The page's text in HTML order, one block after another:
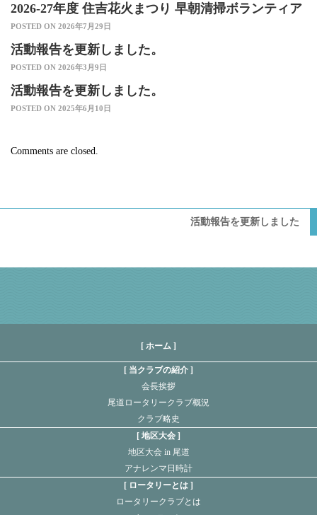
2026-27年度 住吉花火まつり 早朝清掃ボランティア
POSTED ON 2026年7月29日
活動報告を更新しました。
POSTED ON 2026年3月9日
活動報告を更新しました。
POSTED ON 2025年6月10日
Comments are closed.
活動報告を更新しました
[ ホーム ]
当クラブの紹介
会長挨拶
尾道ロータリークラブ概況
クラブ略史
地区大会
地区大会 in 尾道
アナレンマ日時計
ロータリーとは
ロータリークラブとは